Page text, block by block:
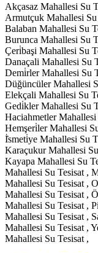
Akçasaz Mahallesi Su
Armutçuk Mahallesi
Balaban Mahallesi Su
Burunca Mahallesi Su
Çeri̇başi Mahallesi Su
Danaçali Mahallesi Su
Demi̇rler Mahallesi Su
Düğüncüler Mahallesi
Elekçali Mahallesi Su
Gedi̇kler Mahallesi Su
Haciahmetler
Hemşeri̇ler Mahallesi
İ̇smeti̇ye Mahallesi Su
Karaçukur Mahallesi
Kayapa Mahallesi Su
Mahallesi Su Tesisat ,
Mahallesi Su Tesisat ,
Mahallesi Su Tesisat ,
Mahallesi Su Tesisat ,
Mahallesi Su Tesisat ,
Mahallesi Su Tesisat ,
Mahallesi Su Tesisat ,